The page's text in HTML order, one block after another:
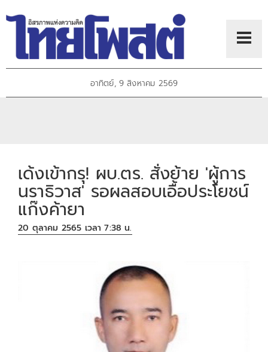
อาทิตย์, 9 สิงหาคม 2569
เด้งเข้ากรุ! ผบ.ตร. สั่งย้าย 'ผู้การ
นราธิวาส' รอผลสอบเอื้อประโยชน์
แก๊งค้ายา
20 ตุลาคม 2565 เวลา 7:38 น.